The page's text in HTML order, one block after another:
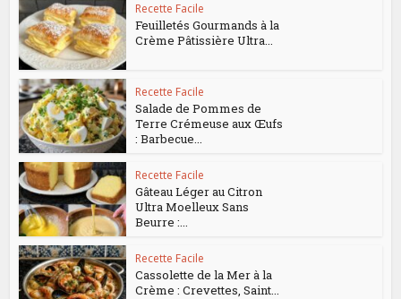
Recette Facile
Feuilletés Gourmands à la
Crème Pâtissière Ultra...
Recette Facile
Salade de Pommes de
Terre Crémeuse aux Œufs
: Barbecue...
Recette Facile
Gâteau Léger au Citron
Ultra Moelleux Sans
Beurre :...
Recette Facile
Cassolette de la Mer à la
Crème : Crevettes, Saint...